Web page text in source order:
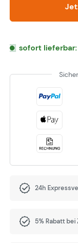
sofort
24h
5% Rabatt